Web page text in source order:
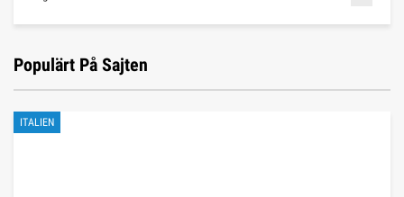
Populärt På Sajten
ITALIEN